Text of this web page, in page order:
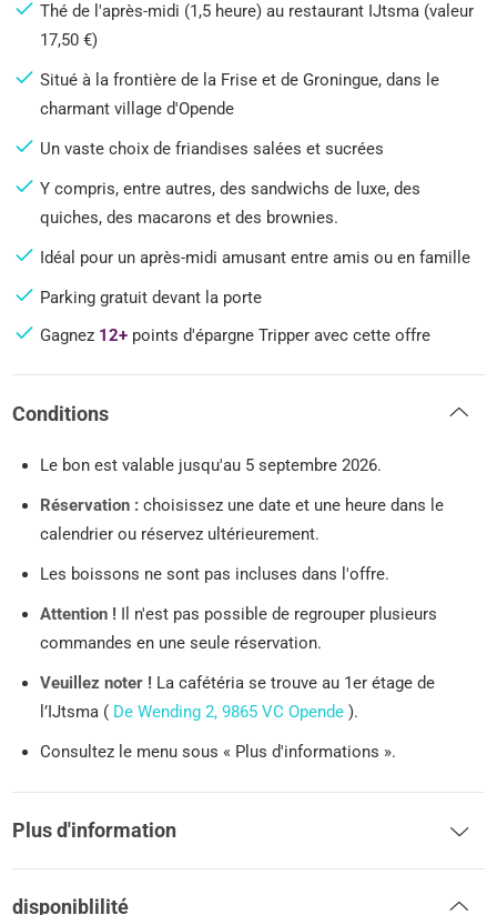
Thé de l'après-midi (1,5 heure) au restaurant IJtsma (valeur
17,50 €)
Situé à la frontière de la Frise et de Groningue, dans le
charmant village d'Opende
Un vaste choix de friandises salées et sucrées
Y compris, entre autres, des sandwichs de luxe, des
quiches, des macarons et des brownies.
Idéal pour un après-midi amusant entre amis ou en famille
Parking gratuit devant la porte
Gagnez 12+ points d'épargne Tripper avec cette offre
Conditions
Le bon est valable jusqu'au 5 septembre 2026.
Réservation : choisissez une date et une heure dans le
calendrier ou réservez ultérieurement.
Les boissons ne sont pas incluses dans l'offre.
Attention ! Il n'est pas possible de regrouper plusieurs
commandes en une seule réservation.
Veuillez noter ! La cafétéria se trouve au 1er étage de
l’IJtsma ( De Wending 2, 9865 VC Opende ).
Consultez le menu sous « Plus d'informations ».
Plus d'information
disponiblilité